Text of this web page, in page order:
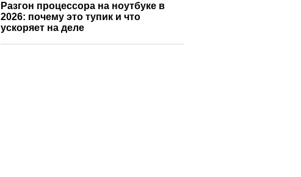
Разгон процессора на ноутбуке в
2026: почему это тупик и что
ускоряет на деле